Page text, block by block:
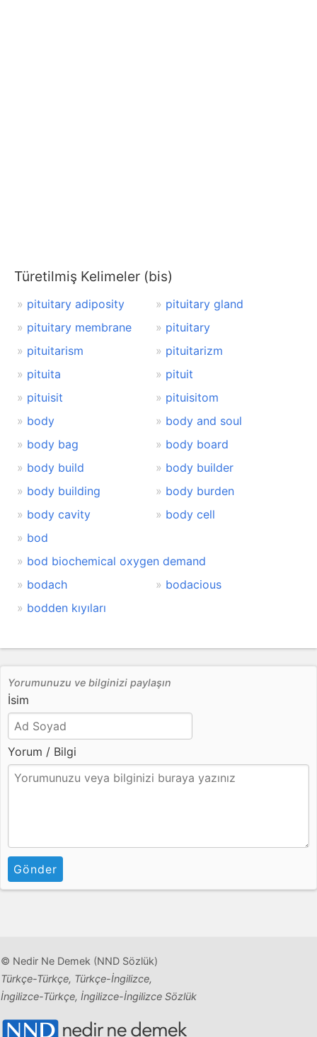
Türetilmiş Kelimeler (bis)
pituitary adiposity
pituitary gland
pituitary membrane
pituitary
pituitarism
pituitarizm
pituita
pituit
pituisit
pituisitom
body
body and soul
body bag
body board
body build
body builder
body building
body burden
body cavity
body cell
bod
bod biochemical oxygen demand
bodach
bodacious
bodden kıyıları
Yorumunuzu ve bilginizi paylaşın
İsim
Yorum / Bilgi
Gönder
© Nedir Ne Demek (NND Sözlük)
Türkçe-Türkçe, Türkçe-İngilizce,
İngilizce-Türkçe, İngilizce-İngilizce Sözlük